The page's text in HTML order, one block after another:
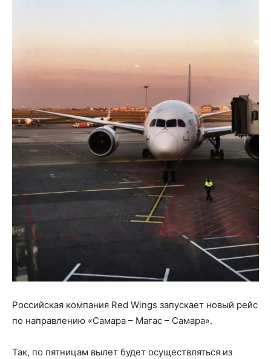
Российская компания Red Wings запускает новый рейс
по направлению «Самара – Магас – Самара».
Так, по пятницам вылет будет осуществляться из